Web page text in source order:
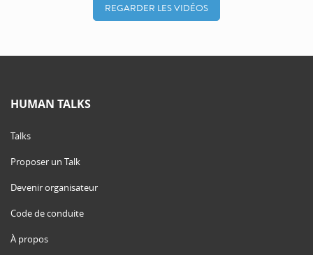
REGARDER LES VIDÉOS
HUMAN TALKS
Talks
Proposer un Talk
Devenir organisateur
Code de conduite
À propos